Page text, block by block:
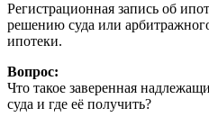
Регистрационная запись об
решению суда или
ипотеки.
Вопрос:
Что такое заверенная
суда и где её получить?